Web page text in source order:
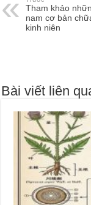
Tham khảo
nam cơ bản
kinh niên
Bài viết liên